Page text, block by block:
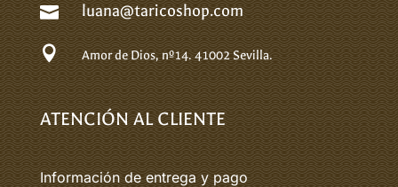
 luana@taricoshop.com
 Amor de Dios, nº14.41002 Sevilla.
ATENCIÓN AL CLIENTE
Información de entrega y pago